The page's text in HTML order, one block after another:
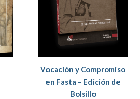
Vocación y Compromiso
en Fasta – Edición de
Bolsillo